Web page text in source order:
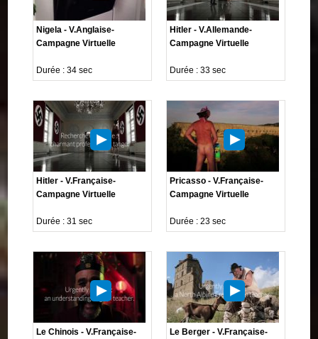
Nigela - V.Anglaise-
Campagne Virtuelle
Durée : 34 sec
Hitler - V.Allemande-
Campagne Virtuelle
Durée : 33 sec
Hitler - V.Française-
Campagne Virtuelle
Durée : 31 sec
Pricasso - V.Française-
Campagne Virtuelle
Durée : 23 sec
Le Chinois - V.Française-
Le Berger - V.Française-